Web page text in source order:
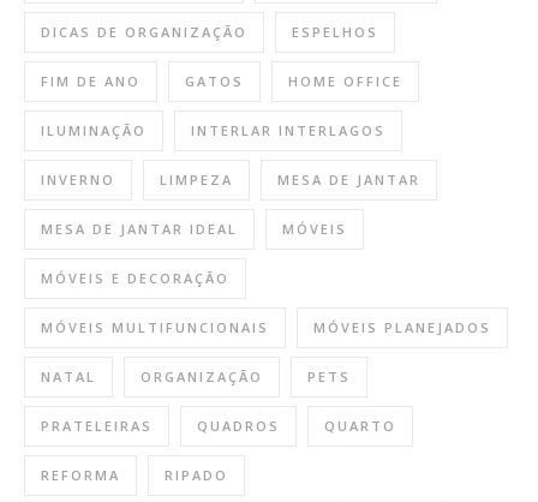
DICAS DE ORGANIZAÇÃO ESPELHOS
FIM DE ANO GATOS HOME OFFICE
ILUMINAÇÃO INTERLAR INTERLAGOS
INVERNO LIMPEZA MESA DE JANTAR
MESA DE JANTAR IDEAL MÓVEIS
MÓVEIS E DECORAÇÃO
MÓVEIS MULTIFUNCIONAIS MÓVEIS PLANEJADOS
NATAL ORGANIZAÇÃO PETS
PRATELEIRAS QUADROS QUARTO
REFORMA RIPADO